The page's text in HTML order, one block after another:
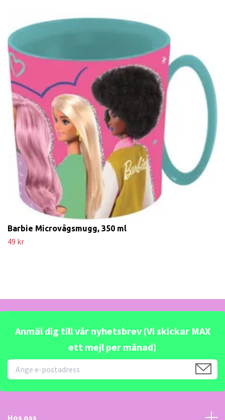
Barbie Microvågsmugg, 350 ml
49 kr
Anmäl dig till vår nyhetsbrev (Vi skickar MAX
ett mejl per månad)
Hos oss